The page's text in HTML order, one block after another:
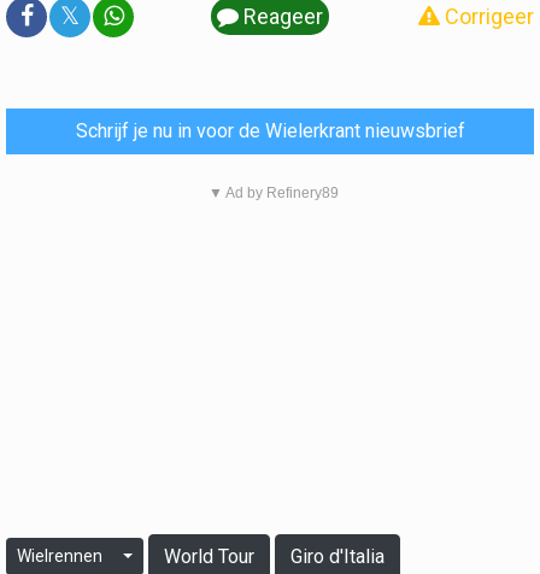
𝕏 Reageer Corrigeer
Schrijf je nu in voor de Wielerkrant nieuwsbrief
▼ Ad by Refinery89
Wielrennen World Tour Giro d'Italia